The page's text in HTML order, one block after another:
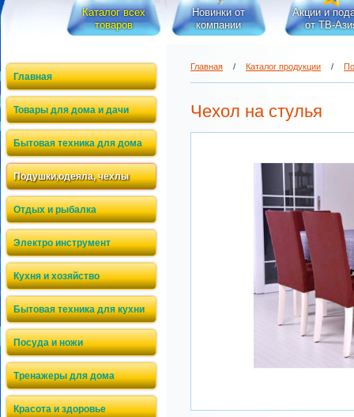
Каталог всех
товаров
Новинки от
компании
Акции и
от ТВ-
Главная
Товары для дома и дачи
Бытовая техника для дома
Подушки,одеяла, чехлы
Отдых и рыбалка
Электро инструмент
Кухня и хозяйство
Бытовая техника для кухни
Посуда и ножи
Тренажеры для дома
Красота и здоровье
Главная / Каталог продукции /
Чехол на стулья